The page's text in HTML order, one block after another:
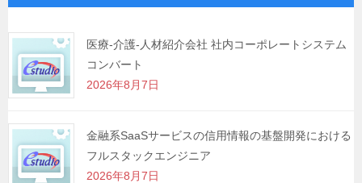
シ
ョ
ン
医療-介護-人材紹介会社 社内コーポレートシステム
コンバート
2026年8月7日
金融系SaaSサービスの信用情報の基盤開発における
フルスタックエンジニア
2026年8月7日